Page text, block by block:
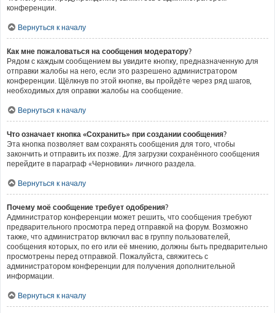
конференции.
Вернуться к началу
Как мне пожаловаться на сообщения модератору?
Рядом с каждым сообщением вы увидите кнопку, предназначенную для
отправки жалобы на него, если это разрешено администратором
конференции. Щёлкнув по этой кнопке, вы пройдёте через ряд шагов,
необходимых для оправки жалобы на сообщение.
Вернуться к началу
Что означает кнопка «Сохранить» при создании сообщения?
Эта кнопка позволяет вам сохранять сообщения для того, чтобы
закончить и отправить их позже. Для загрузки сохранённого сообщения
перейдите в параграф «Черновики» личного раздела.
Вернуться к началу
Почему моё сообщение требует одобрения?
Администратор конференции может решить, что сообщения требуют
предварительного просмотра перед отправкой на форум. Возможно
также, что администратор включил вас в группу пользователей,
сообщения которых, по его или её мнению, должны быть предварительно
просмотрены перед отправкой. Пожалуйста, свяжитесь с
администратором конференции для получения дополнительной
информации.
Вернуться к началу